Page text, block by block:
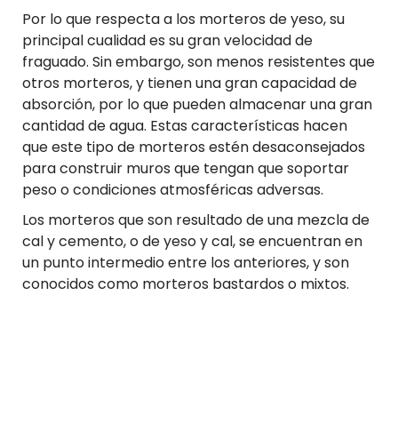
Por lo que respecta a los morteros de yeso, su
principal cualidad es su gran velocidad de
fraguado. Sin embargo, son menos resistentes que
otros morteros, y tienen una gran capacidad de
absorción, por lo que pueden almacenar una gran
cantidad de agua. Estas características hacen
que este tipo de morteros estén desaconsejados
para construir muros que tengan que soportar
peso o condiciones atmosféricas adversas.
Los morteros que son resultado de una mezcla de
cal y cemento, o de yeso y cal, se encuentran en
un punto intermedio entre los anteriores, y son
conocidos como morteros bastardos o mixtos.